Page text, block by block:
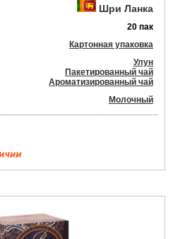
Шри Ланка
20 пак
Картонная упаковка
Улун
Пакетированный чай
Ароматизированный чай
Молочный